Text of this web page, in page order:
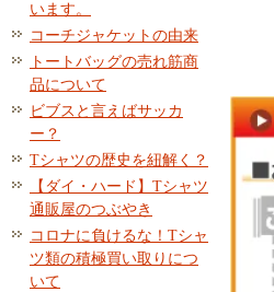
います。
コーチジャケットの由来
トートバッグの売れ筋商
品について
ビブスと言えばサッカ
ー？
Tシャツの歴史を紐解く？
【ダイ・ハード】Tシャツ
通販屋のつぶやき
コロナに負けるな！Tシャ
ツ類の積極買い取りにつ
いて